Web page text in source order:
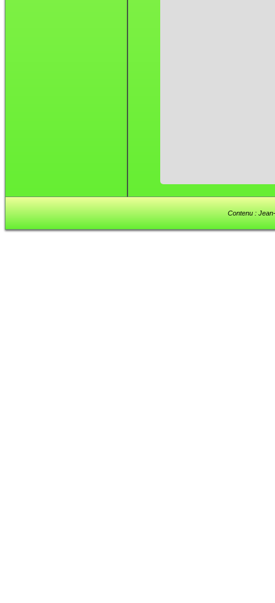
Contenu :